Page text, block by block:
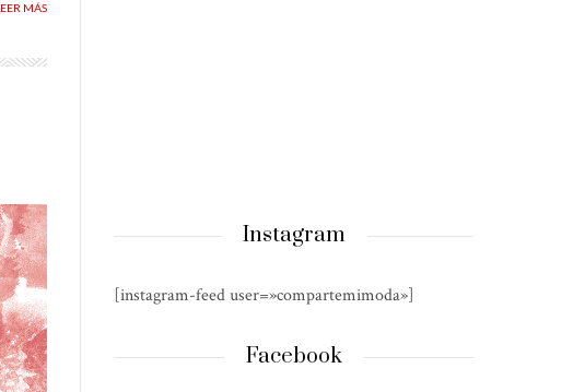
MÁS
Instagram
[instagram-feed user=»compartemimoda»]
Facebook